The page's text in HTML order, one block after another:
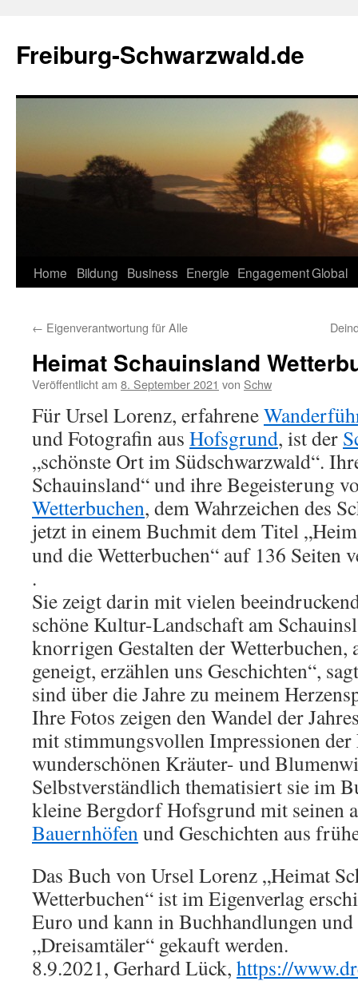
springen
Freiburg-Schwarzwald.de
Home Bildung Business Energie EngagementGlobal
← Eigenverantwortung für Alle
Heimat Schauinsland
Veröffentlicht am 8. September 2021 von Schw
Für Ursel Lorenz, erfahrene
und Fotografin aus Hofsgrund, ist der
„schönste Ort im Südschwarzwald“.
Schauinsland“ und ihre Begeisterung
Wetterbuchen, dem Wahrzeichen des
jetzt in einem Buchmit dem Titel
und die Wetterbuchen“ auf 136 Seiten
.
Sie zeigt darin mit vielen
schöne Kultur-Landschaft am
knorrigen Gestalten der Wetterbuchen,
geneigt, erzählen uns Geschichten“,
sind über die Jahre zu meinem
Ihre Fotos zeigen den Wandel der
mit stimmungsvollen Impressionen
wunderschönen Kräuter- und
Selbstverständlich thematisiert sie im
kleine Bergdorf Hofsgrund mit seinen
Bauernhöfenund Geschichten aus
Das Buch von Ursel Lorenz „Heimat
Wetterbuchen“ ist im Eigenverlag
Euro und kann in Buchhandlungen
„Dreisamtäler“ gekauft werden.
8.9.2021, Gerhard Lück, https://